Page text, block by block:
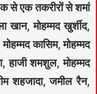
से एक तकरीरों से शमां
मोहम्मद खुर्शीद,
कासिम, मोहम्मद
हाजी शमशुल, मोहम्मद
शहजादा, जमील रैन,